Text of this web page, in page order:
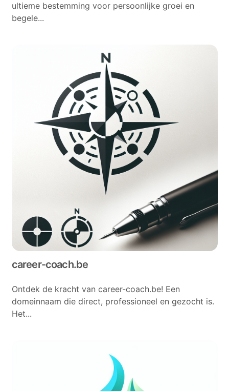
ultieme bestemming voor persoonlijke groei en
begele...
career-coach.be
Ontdek de kracht van career-coach.be! Een
domeinnaam die direct, professioneel en gezocht is.
Het...